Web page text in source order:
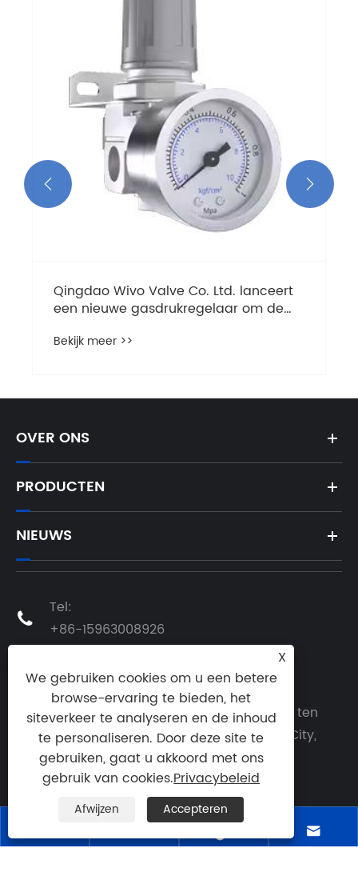
Qingdao Wivo Valve Co. Ltd. lanceert
een nieuwe gasdrukregelaar om de
gasbeheersing te verbeteren
Bekijk meer >>
 
OVER ONS
PRODUCTEN
NIEUWS

Tel:
+86-15963008926

peter@wovalves.com
Adres: Ten zuiden van Shenzhen Road ten
oosten van Guangzhou Road, Pingdu City,
provincie Qingdao, China

X
We gebruiken cookies om u een betere
browse-ervaring te bieden, het
siteverkeer te analyseren en de inhoud
te personaliseren. Door deze site te
gebruiken, gaat u akkoord met ons
gebruik van cookies.Privacybeleid
Afwijzen Accepteren